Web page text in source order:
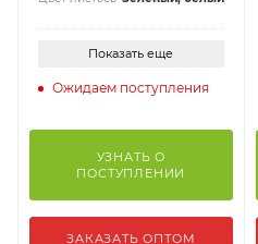
Показать еще
Ожидаем поступления
УЗНАТЬ О
ПОСТУПЛЕНИИ
ЗАКАЗАТЬ ОПТОМ